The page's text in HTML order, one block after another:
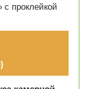
проклейкой